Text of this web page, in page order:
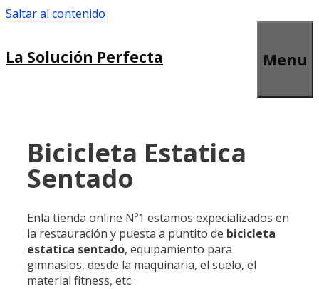
Saltar al contenido
La Solución Perfecta Menu
Bicicleta Estatica
Sentado
Enla tienda online Nº1 estamos expecializados en
la restauración y puesta a puntito de bicicleta
estatica sentado, equipamiento para
gimnasios, desde la maquinaria, el suelo, el
material fitness, etc.